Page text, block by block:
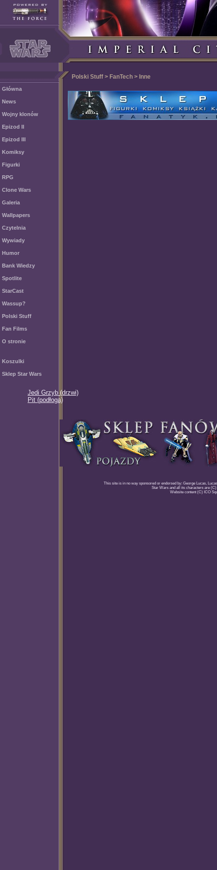
Polski Stuff > FanTech > Inne
Główna
News
Wojny klonów
Epizod II
Epizod III
Komiksy
Figurki
RPG
Clone Wars
Galeria
Wallpapers
Czytelnia
Wywiady
Humor
Bank Wiedzy
Spotlite
StarCast
Wassup?
Polski Stuff
Fan Films
O stronie
Koszulki
Sklep Star Wars
Jedi Grzyb (drzwi)
Pit (podłoga)
This site is in no way sponsored or endorsed by: George Lucas,
Star Wars and all its characters are
Website content (C) ICO